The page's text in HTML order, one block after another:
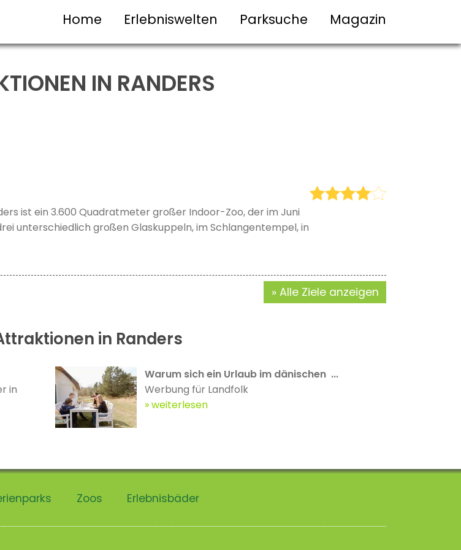
Home Erlebniswelten Parksuche Magazin
IN RANDERS
ist ein 3.600 Quadratmeter großer Indoor-Zoo, der im Juni
unterschiedlich großen Glaskuppeln, im Schlangentempel, in
Alle Ziele anzeigen
in Randers
in
Warum sich ein Urlaub im dänischen ...
Werbung für Landfolk
weiterlesen
Zoos Erlebnisbäder